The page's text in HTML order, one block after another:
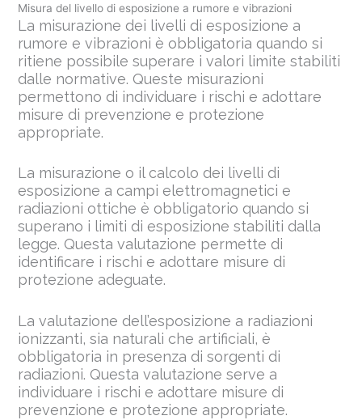
Misura del livello di esposizione a rumore e vibrazioni
La misurazione dei livelli di esposizione a
rumore e vibrazioni è obbligatoria quando si
ritiene possibile superare i valori limite stabiliti
dalle normative. Queste misurazioni
permettono di individuare i rischi e adottare
misure di prevenzione e protezione
appropriate.
La misurazione o il calcolo dei livelli di
esposizione a campi elettromagnetici e
radiazioni ottiche è obbligatorio quando si
superano i limiti di esposizione stabiliti dalla
legge. Questa valutazione permette di
identificare i rischi e adottare misure di
protezione adeguate.
La valutazione dell’esposizione a radiazioni
ionizzanti, sia naturali che artificiali, è
obbligatoria in presenza di sorgenti di
radiazioni. Questa valutazione serve a
individuare i rischi e adottare misure di
prevenzione e protezione appropriate.